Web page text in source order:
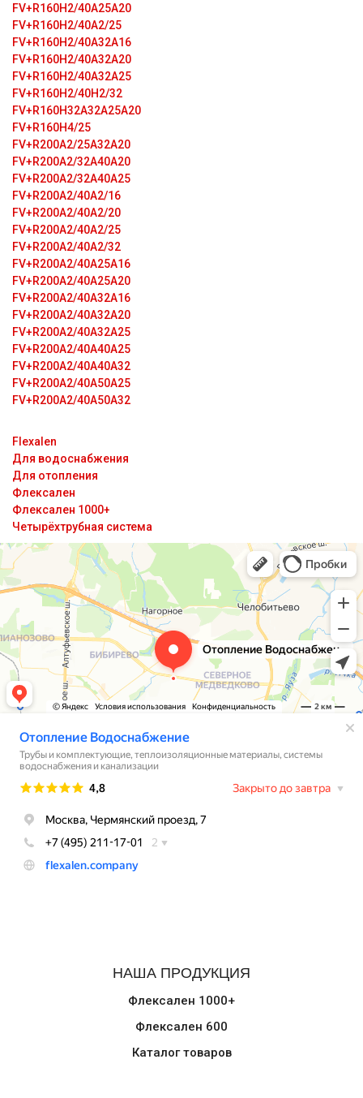
FV+R160H2/40A25A20
FV+R160H2/40A2/25
FV+R160H2/40A32А16
FV+R160H2/40A32А20
FV+R160H2/40A32А25
FV+R160H2/40H2/32
FV+R160H32A32A25A20
FV+R160H4/25
FV+R200A2/25A32A20
FV+R200A2/32A40A20
FV+R200A2/32A40A25
FV+R200A2/40A2/16
FV+R200A2/40A2/20
FV+R200A2/40A2/25
FV+R200A2/40A2/32
FV+R200A2/40A25A16
FV+R200A2/40A25A20
FV+R200A2/40A32A16
FV+R200A2/40A32A20
FV+R200A2/40A32A25
FV+R200A2/40A40A25
FV+R200A2/40A40A32
FV+R200A2/40A50A25
FV+R200A2/40A50A32
Flexalen
Для водоснабжения
Для отопления
Флексален
Флексален 1000+
Четырёхтрубная система
НАША ПРОДУКЦИЯ
Флексален 1000+
Флексален 600
Каталог товаров